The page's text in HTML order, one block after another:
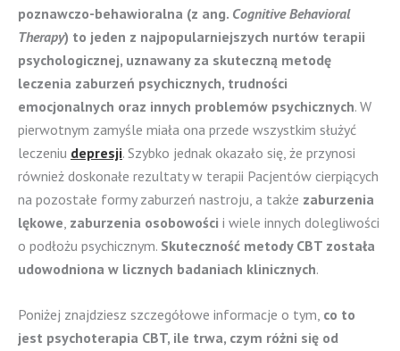
poznawczo-behawioralna (z ang. Cognitive Behavioral
Therapy) to jeden z najpopularniejszych nurtów terapii
psychologicznej, uznawany za skuteczną metodę
leczenia zaburzeń psychicznych, trudności
emocjonalnych oraz innych problemów psychicznych. W
pierwotnym zamyśle miała ona przede wszystkim służyć
leczeniu depresji. Szybko jednak okazało się, że przynosi
również doskonałe rezultaty w terapii Pacjentów cierpiących
na pozostałe formy zaburzeń nastroju, a także zaburzenia
lękowe zaburzenia osobowości i wiele innych dolegliwości
o podłożu psychicznym. Skuteczność metody CBT została
udowodniona w licznych badaniach klinicznych.
Poniżej znajdziesz szczegółowe informacje o tym, co to
jest psychoterapia CBT, ile trwa, czym różni się od